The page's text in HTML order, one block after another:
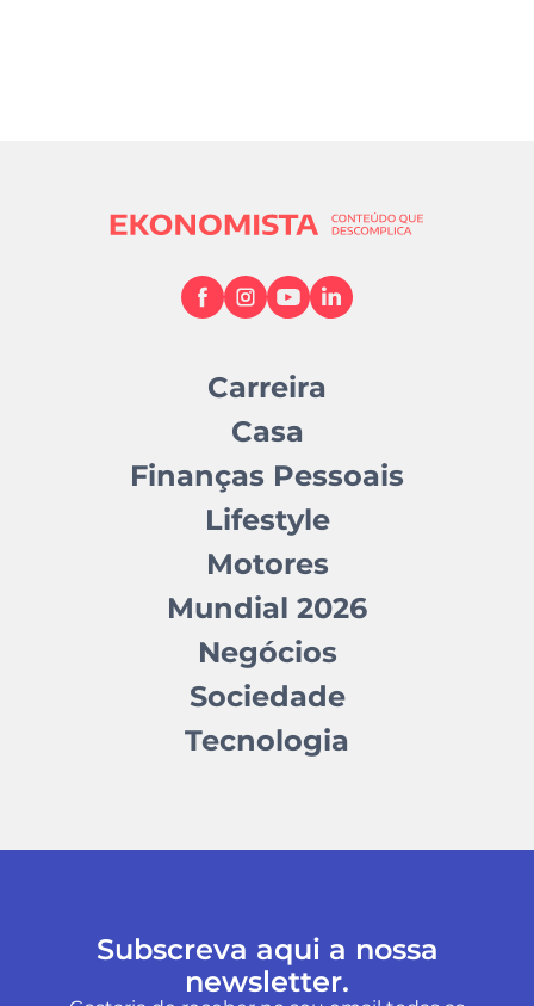
Carreira
Casa
Finanças Pessoais
Lifestyle
Motores
Mundial 2026
Negócios
Sociedade
Tecnologia
Subscreva aqui a nossa
newsletter.